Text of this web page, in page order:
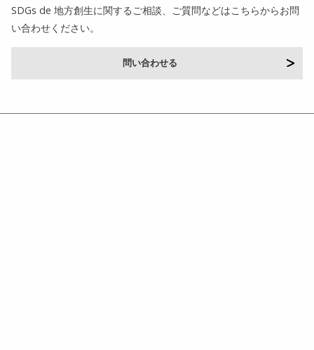
SDGs de 地方創生に関するご相談、ご質問などはこちらからお問
い合わせください。
問い合わせる